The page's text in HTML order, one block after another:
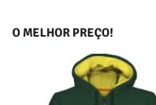
O MELHOR PREÇO!